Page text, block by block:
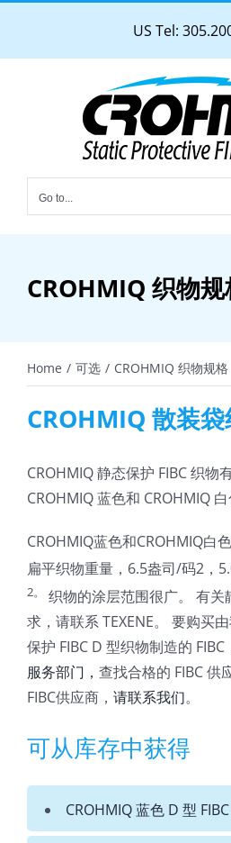
content
US Tel:
Go to...
CROHMIQ 织物
Home 可选 CROHMIQ 织物规格
CROHMIQ 散装
CROHMIQ 静态保护 FIBC 织物
CROHMIQ 蓝色和 CROHMIQ 白
CROHMIQ蓝色和CROHMIQ白
扁平织物重量，6.5盎司/码2，
2。
织物的涂层范围很广。 有
求，请联系 TEXENE。 要购买
保护 FIBC D 型织物制造的
服务部门， 查找合格的 FIBC 供
FIBC供应商， 请联系我们。
可从库存中获得
CROHMIQ 蓝色 D 型